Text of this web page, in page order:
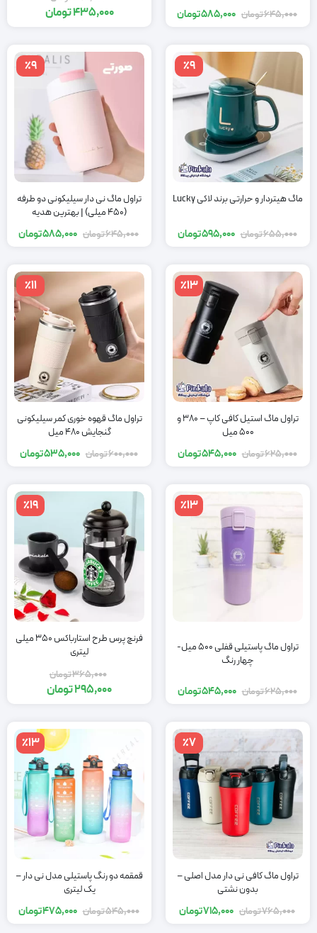
645,000تومان 585,000تومان 435,000تومان
٪9
ماگ هیتردار و حرارتی برند لاکی Lucky
655,000تومان 595,000تومان
٪9
تراول ماگ نی دار سیلیکونی دو طرفه
(450 میلی) | بهترین هدیه
645,000تومان 585,000تومان
٪13
تراول ماگ استیل کافی کاپ – 380 و
500 میل
625,000تومان 545,000تومان
٪11
تراول ماگ قهوه خوری کمر سیلیکونی
گنجایش 480 میل
600,000تومان 535,000تومان
٪13
تراول ماگ پاستیلی قفلی 500 میل-
چهار رنگ
625,000تومان 545,000تومان
٪19
فرنچ پرس طرح استارباکس 350 میلی
لیتری
365,000تومان
295,000تومان
٪7
تراول ماگ کافی نی دار مدل اصلی –
بدون نشتی
765,000تومان 715,000تومان
٪13
قمقمه دو رنگ پاستیلی مدل نی دار –
یک لیتری
545,000تومان 475,000تومان